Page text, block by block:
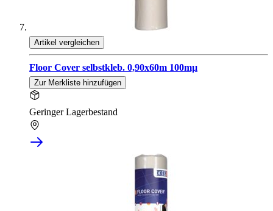
Artikel vergleichen
Floor Cover selbstkleb. 0,90x60m 100mµ
Zur Merkliste hinzufügen
Geringer Lagerbestand